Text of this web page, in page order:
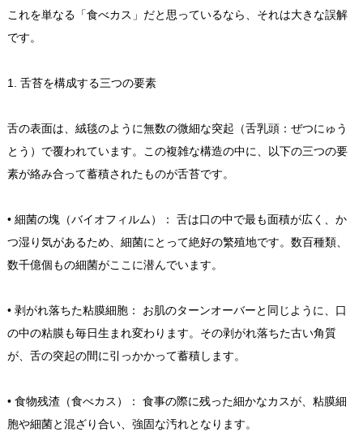
これを単なる「食べカス」だと思っているなら、それは大きな誤解
です。
1. 舌苔を構成する三つの要素
舌の表面は、絨毯のように無数の微細な突起（舌乳頭：ぜつにゅう
とう）で覆われています。この複雑な構造の中に、以下の三つの要
素が絡み合って蓄積されたものが舌苔です。
• 細菌の塊（バイオフィルム）： 舌は口の中で最も面積が広く、か
つ湿り気があるため、細菌にとって絶好の繁殖地です。数百種類、
数千億個もの細菌がここに潜んでいます。
• 剥がれ落ちた粘膜細胞： お肌のターンオーバーと同じように、口
の中の粘膜も毎日生まれ変わります。その剥がれ落ちた古い角質
が、舌の突起の間に引っかかって蓄積します。
• 食物残渣（食べカス）： 食事の際に残った細かなカスが、粘膜細
胞や細菌と混ざり合い、強固な汚れとなります。